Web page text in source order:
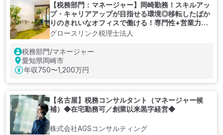
【税務部門：マネージャー】岡崎勤務！スキルアッ
プ・キャリアアップが目指せる環境◎移転したばか
りのきれいなオフィスで働ける！専門性+営業力・
マネジメント力を磨ける成長中の税理士法人
グロースリンク税理士法人
税務部門/マネージャー
愛知県岡崎市
年収750〜1,200万円
【名古屋】税務コンサルタント（マネージャー候
補）◆在宅勤務可／創業以来黒字経営◆
株式会社AGSコンサルティング